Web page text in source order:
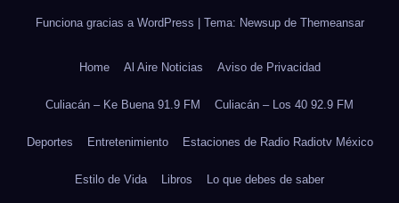
Funciona gracias a WordPress Tema: Newsup de Themeansar
Home Al Aire Noticias Aviso de Privacidad
Culiacán – Ke Buena 91.9 FM Culiacán – Los 40 92.9 FM
Deportes Entretenimiento Estaciones de Radio Radiotv México
Estilo de Vida Libros Lo que debes de saber